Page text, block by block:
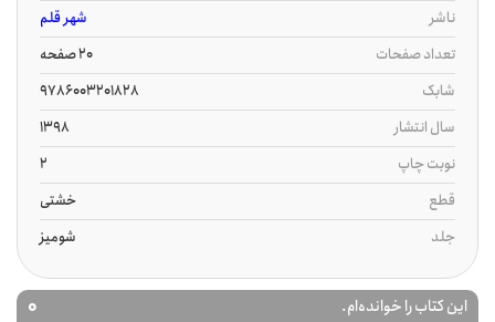
ناشر
شهر قلم
تعداد صفحات
20 صفحه
شابک
9786003201828
سال انتشار
1398
نوبت چاپ
2
قطع
خشتی
جلد
شومیز
این کتاب را خوانده‌ام. 0